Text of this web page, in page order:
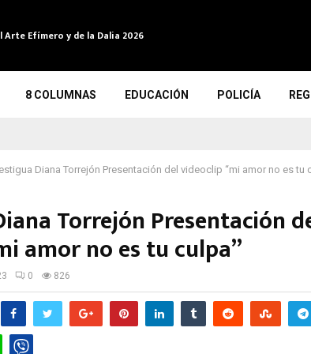
Efímero y de la Dalia 2026
8 COLUMNAS EDUCACIÓN POLICÍA
Diana Torrejón Presentación del videoclip “mi amor no es tu
Torrejón Presentación
amor no es tu culpa”
0 826